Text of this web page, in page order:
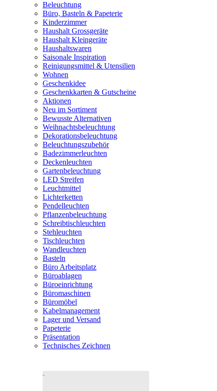
Beleuchtung
Büro, Basteln & Papeterie
Kinderzimmer
Haushalt Grossgeräte
Haushalt Kleingeräte
Haushaltswaren
Saisonale Inspiration
Reinigungsmittel & Utensilien
Wohnen
Geschenkidee
Geschenkkarten & Gutscheine
Aktionen
Neu im Sortiment
Bewusste Alternativen
Weihnachtsbeleuchtung
Dekorationsbeleuchtung
Beleuchtungszubehör
Badezimmerleuchten
Deckenleuchten
Gartenbeleuchtung
LED Streifen
Leuchtmittel
Lichterketten
Pendelleuchten
Pflanzenbeleuchtung
Schreibtischleuchten
Stehleuchten
Tischleuchten
Wandleuchten
Basteln
Büro Arbeitsplatz
Büroablagen
Büroeinrichtung
Büromaschinen
Büromöbel
Kabelmanagement
Lager und Versand
Papeterie
Präsentation
Technisches Zeichnen